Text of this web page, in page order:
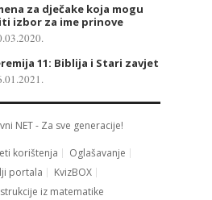
za dječake koja mogu
izbor za ime prinove
11: Biblija i Stari zavjet
NET- Za sve generacije!
korištenja
Oglašavanje
portala
KvizBOX
iz matematike